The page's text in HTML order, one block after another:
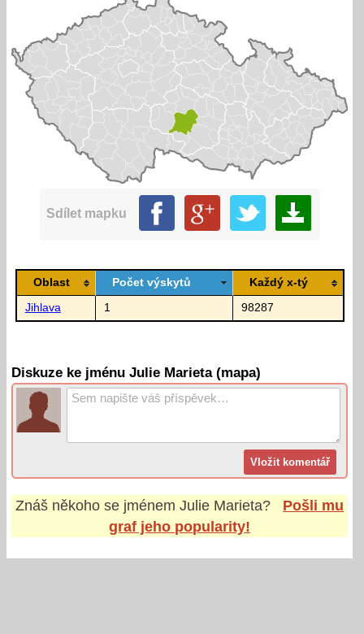
Sdílet mapku
Oblast Počet výskytů Každý x-tý
Jihlava 1 98287
Diskuze ke jménu Julie Marieta (mapa)
Znáš někoho se jménemJulie Marieta?
Pošli mu
graf jeho popularity!